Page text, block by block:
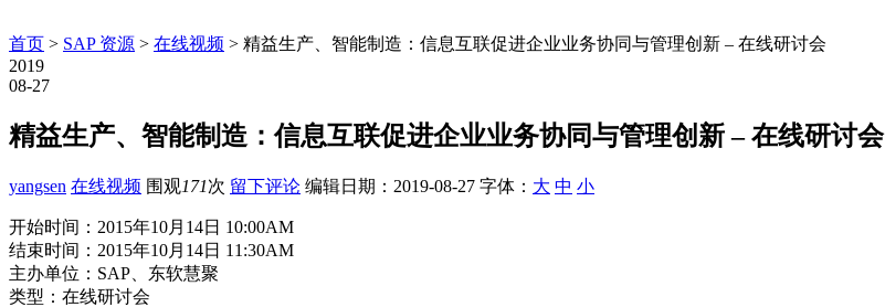
首页 > SAP 资源 > 在线视频 > 精益生产、智能制造：信息互联促进企业业务协同与管理创新 – 在线研讨会
2019
08-27
精益生产、智能制造：信息互联促进企业业务协同与管理创新 – 在线研讨会
yangsen 在线视频 围观171次 留下评论 编辑日期： 2019-08-27 字体： 大 中 小
开始时间：2015年10月14日 10:00AM
结束时间：2015年10月14日 11:30AM
主办单位：SAP、东软慧聚
类型：在线研讨会